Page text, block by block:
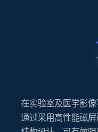
在实验室及医学影像
通过采用高性能磁